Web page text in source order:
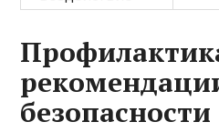
безопасности